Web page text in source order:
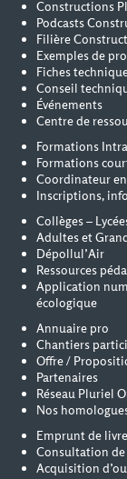
Constructions
Podcasts
Filière
Exemples de
Fiches
Conseil
Événements
Centre de
Formations
Formations
Coordinateur
Inscriptions,
Collèges –
Adultes et
Dépollul’Air
Ressources
Application
écologique
Annuaire pro
Chantiers
Offre /
Partenaires
Réseau Pluriel
Nos
Emprunt de
Consultation de
Acquisition